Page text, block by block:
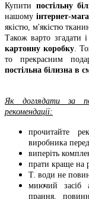
Купити постільну
нашому інтернет-
якістю, м'якістю
Також варто згадати
картонну коробку .
то прекрасним
постільна білизна в
Як доглядати за
рекомендації:
прочитайте
виробника
виперіть
прати краще на
Т. води не
миючий засіб
прання,